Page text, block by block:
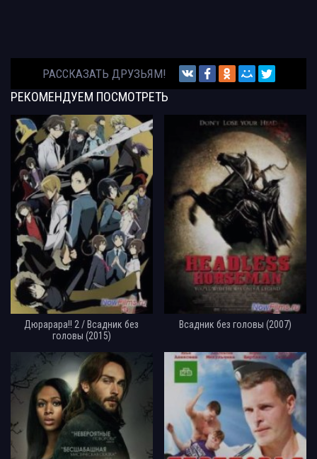
РАССКАЗАТЬ ДРУЗЬЯМ!
РЕКОМЕНДУЕМ ПОСМОТРЕТЬ
Дюрарара!! 2 / Всадник без
головы (2015)
Всадник без головы (2007)